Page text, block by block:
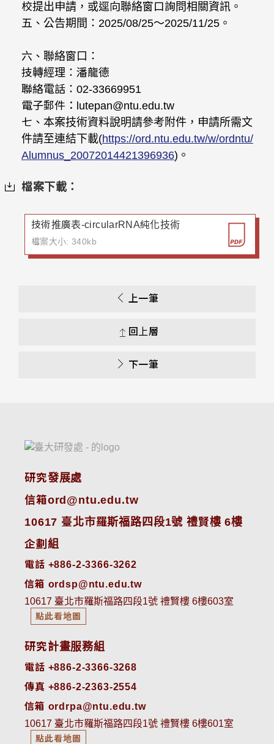
校提出申請，或逕向聯絡窗口詢問相關資訊。
五、公告期間：2025/08/25～2025/11/25。
六、聯絡窗口：
技轉經理：潘龍德
聯絡電話：02-33669951
電子郵件：lutepan@ntu.edu.tw
七、本案技術資料說明請參考附件，申請所需文
件請至連結下載(https://ord.ntu.edu.tw/w/ordntu/
Alumnus_20072014421396936)。
檔案下載：
技術推廣表-circularRNA純化技術
檔案大小: 340kb
上一筆
回上層
下一筆
研究發展處
信箱ord@ntu.edu.tw
10617 臺北市羅斯福路四段1號 禮賢樓 6樓
企劃組
電話 +886-2-3366-3262
信箱 ordsp@ntu.edu.tw
10617 臺北市羅斯福路四段1號 禮賢樓 6樓603室
點此看地圖
研究計畫服務組
電話 +886-2-3366-3268
傳真 +886-2-2363-2554
信箱 ordrpa@ntu.edu.tw
10617 臺北市羅斯福路四段1號 禮賢樓 6樓601室
點此看地圖